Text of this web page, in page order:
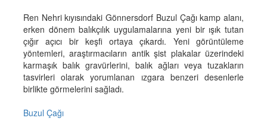
Ren Nehri kıyısındaki Gönnersdorf Buzul Çağı kamp alanı,
erken dönem balıkçılık uygulamalarına yeni bir ışık tutan
çığır açıcı bir keşfi ortaya çıkardı. Yeni görüntüleme
yöntemleri, araştırmacıların antik şist plakalar üzerindeki
karmaşık balık gravürlerini, balık ağları veya tuzakların
tasvirleri olarak yorumlanan ızgara benzeri desenlerle
birlikte görmelerini sağladı.
Buzul Çağı